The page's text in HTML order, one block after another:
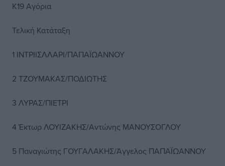
Κ19 Αγόρια
Τελική Κατάταξη
1 ΙΝΤΡΙΙΣΛΛΑΡΙ/ΠΑΠΑΪΩΑΝΝΟΥ
2 ΤΖΟΥΜΑΚΑΣ/ΠΟΔΙΩΤΗΣ
3 ΛΥΡΑΣ/ΠΙΕΤΡΙ
4 Έκτωρ ΛΟΥΙΖΑΚΗΣ/Αντώνης ΜΑΝΟΥΣΟΓΛΟΥ
5 Παναγιώτης ΓΟΥΓΑΛΑΚΗΣ/Άγγελος ΠΑΠΑΪΩΑΝΝΟΥ